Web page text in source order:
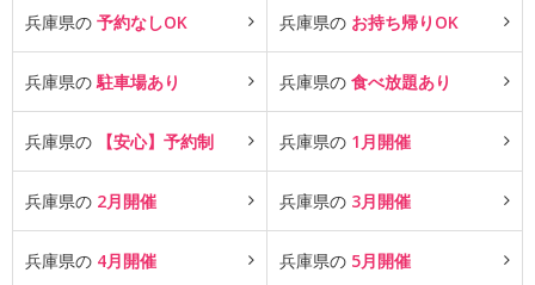
兵庫県の 予約なしOK 兵庫県の お持ち帰りOK
兵庫県の 駐車場あり 兵庫県の 食べ放題あり
兵庫県の 【安心】予約制 兵庫県の 1月開催
兵庫県の 2月開催 兵庫県の 3月開催
兵庫県の 4月開催 兵庫県の 5月開催